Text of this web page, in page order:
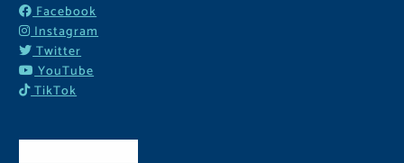
Facebook
Instagram
Twitter
YouTube
TikTok